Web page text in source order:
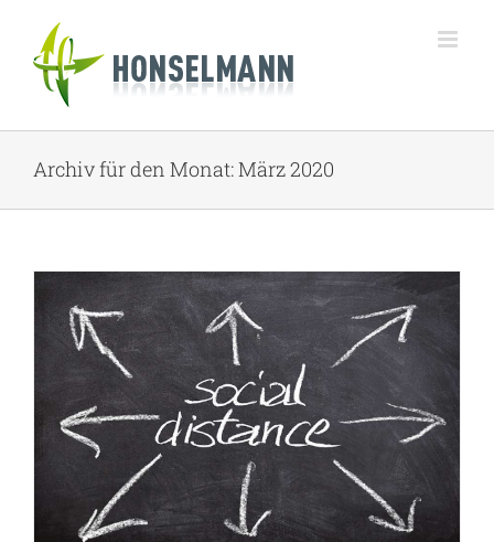
springen
Archiv für den Monat:März 2020